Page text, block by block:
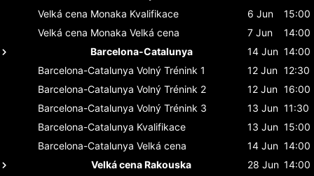
Velká cena Monaka Kvalifikace 6 Jun
15:00
Velká cena Monaka Velká cena 7 Jun
14:00
Barcelona-Catalunya
14 Jun 14:00
Barcelona-Catalunya Volný Trénink 1 12 Jun 12:30
Barcelona-Catalunya Volný Trénink 2 12 Jun 16:00
Barcelona-Catalunya Volný Trénink 3 13 Jun 11:30
Barcelona-Catalunya Kvalifikace 13 Jun 15:00
Barcelona-Catalunya Velká cena 14 Jun 14:00
Velká cena Rakouska
28 Jun 14:00